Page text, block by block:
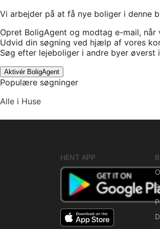
Vi arbejder på at få nye boliger i denne
Opret BoligAgent og modtag e-mail,
Udvid din søgning ved hjælp af vores
Søg efter lejeboliger i andre byer øverst
Aktivér BoligAgent
Populære søgninger
Alle i Huse
HENT APP